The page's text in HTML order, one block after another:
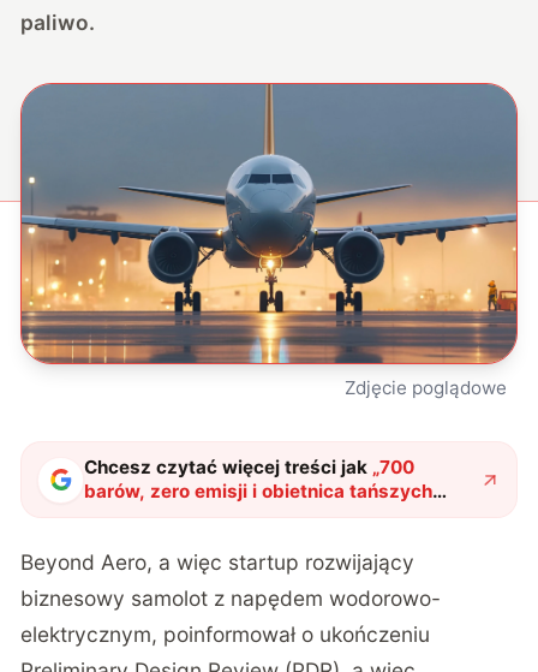
paliwo.
Zdjęcie poglądowe
Chcesz czytać więcej treści jak „700
barów, zero emisji i obietnica tańszych
lotów. Samolot przyszłości przestaje być
Beyond Aero, a więc startup rozwijający
biznesowy samolot z napędem wodorowo-
elektrycznym, poinformował o ukończeniu